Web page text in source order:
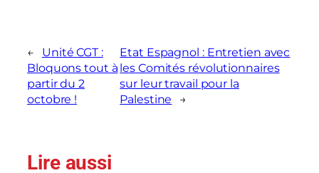
←
Unité CGT :
Bloquons tout à
partir du 2
octobre !
Etat Espagnol : Entretien avec
les Comités révolutionnaires
sur leur travail pour la
Palestine
→
Lire aussi